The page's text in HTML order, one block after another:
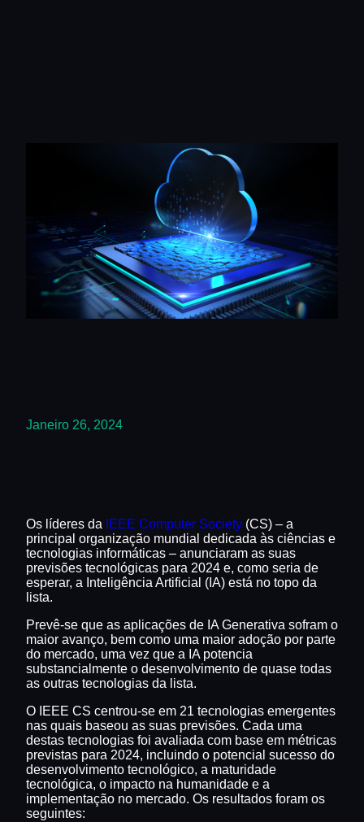
Janeiro 26, 2024
Os líderes da IEEE Computer Society (CS) – a
principal organização mundial dedicada às ciências e
tecnologias informáticas – anunciaram as suas
previsões tecnológicas para 2024 e, como seria de
esperar, a Inteligência Artificial (IA) está no topo da
lista.
Prevê-se que as aplicações de IA Generativa sofram o
maior avanço, bem como uma maior adoção por parte
do mercado, uma vez que a IA potencia
substancialmente o desenvolvimento de quase todas
as outras tecnologias da lista.
O IEEE CS centrou-se em 21 tecnologias emergentes
nas quais baseou as suas previsões. Cada uma
destas tecnologias foi avaliada com base em métricas
previstas para 2024, incluindo o potencial sucesso do
desenvolvimento tecnológico, a maturidade
tecnológica, o impacto na humanidade e a
implementação no mercado. Os resultados foram os
seguintes: